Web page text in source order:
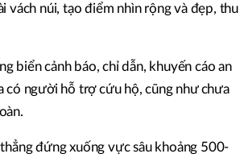
vách núi, tạo điểm nhìn rộng và đẹp, thu
biển cảnh báo, chỉ dẫn, khuyến cáo an
có người hỗ trợ cứu hộ, cũng như chưa
đứng xuống vực sâu khoảng 500-